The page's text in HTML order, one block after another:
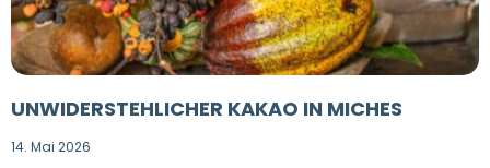
UNWIDERSTEHLICHER KAKAO IN MICHES
14. Mai 2026